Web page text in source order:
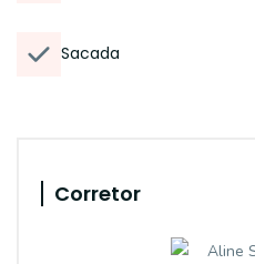
Sacada
Corretor